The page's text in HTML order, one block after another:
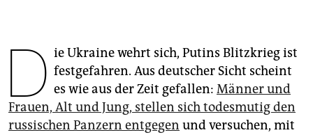
genossenschaft
epaper login
D ie Ukraine wehrt sich, Putins Blitzkrieg ist
festgefahren. Aus deutscher Sicht scheint
es wie aus der Zeit gefallen: Männer und
Frauen, Alt und Jung, stellen sich todesmutig den
russischen Panzern entgegen und versuchen, mit